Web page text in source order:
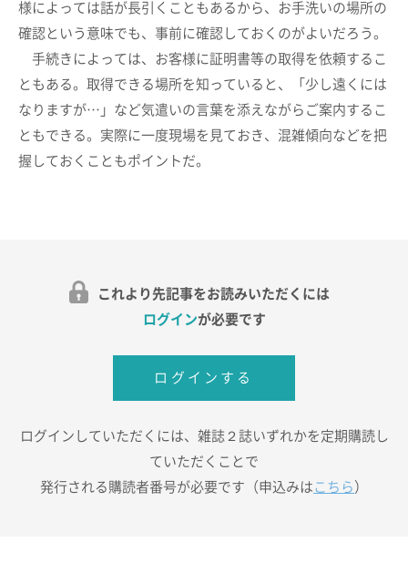
様によっては話が長引くこともあるから、お手洗いの場所の
確認という意味でも、事前に確認しておくのがよいだろう。
手続きによっては、お客様に証明書等の取得を依頼するこ
ともある。取得できる場所を知っていると、「少し遠くには
なりますが…」など気遣いの言葉を添えながらご案内するこ
ともできる。実際に一度現場を見ておき、混雑傾向などを把
握しておくこともポイントだ。
これより先記事をお読みいただくには
ログインが必要です
ログインする
ログインしていただくには、雑誌２誌いずれかを定期購読し
ていただくことで
発行される購読者番号が必要です（申込みは こちら ）